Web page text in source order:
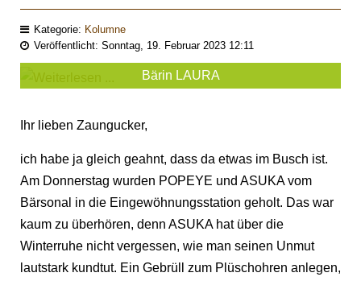
Kategorie: Kolumne
Veröffentlicht: Sonntag, 19. Februar 2023 12:11
Bärin LAURA
Ihr lieben Zaungucker,
ich habe ja gleich geahnt, dass da etwas im Busch ist.
Am Donnerstag wurden POPEYE und ASUKA vom
Bärsonal in die Eingewöhnungsstation geholt. Das war
kaum zu überhören, denn ASUKA hat über die
Winterruhe nicht vergessen, wie man seinen Unmut
lautstark kundtut. Ein Gebrüll zum Plüschohren anlegen,